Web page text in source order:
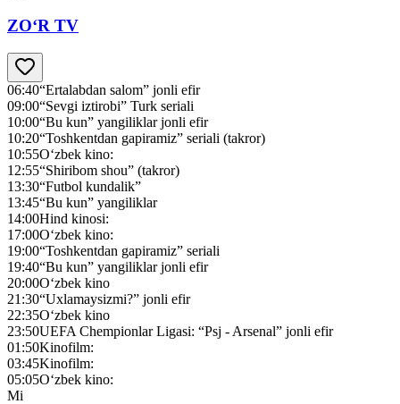
ZO‘R TV
06:40“Ertalabdan salom” jonli efir
09:00“Sevgi iztirobi” Turk seriali
10:00“Bu kun” yangiliklar jonli efir
10:20“Toshkentdan gapiramiz” seriali (takror)
10:55O‘zbek kino:
12:55“Shiribom shou” (takror)
13:30“Futbol kundalik”
13:45“Bu kun” yangiliklar
14:00Hind kinosi:
17:00O‘zbek kino:
19:00“Toshkentdan gapiramiz” seriali
19:40“Bu kun” yangiliklar jonli efir
20:00O‘zbek kino
21:30“Uxlamaysizmi?” jonli efir
22:35O‘zbek kino
23:50UEFA Chempionlar Ligasi: “Psj - Arsenal” jonli efir
01:50Kinofilm:
03:45Kinofilm:
05:05O‘zbek kino:
Mi